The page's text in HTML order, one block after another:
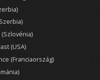
(USA)
(Franciaország)